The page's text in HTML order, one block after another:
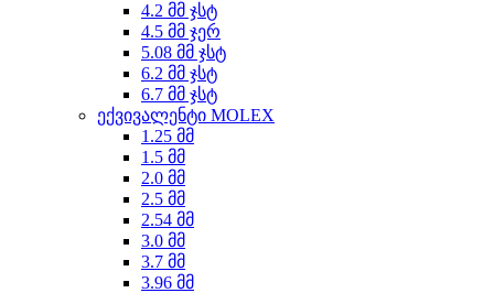
4.2 მმ ჯსტ
4.5 მმ ჯერ
5.08 მმ ჯსტ
6.2 მმ ჯსტ
6.7 მმ ჯსტ
ექვივალენტი MOLEX
1.25 მმ
1.5 მმ
2.0 მმ
2.5 მმ
2.54 მმ
3.0 მმ
3.7 მმ
3.96 მმ